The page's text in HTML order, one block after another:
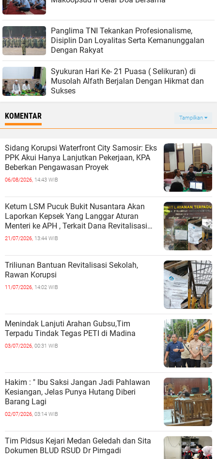
Panglima TNI Tekankan Profesionalisme,
Disiplin Dan Loyalitas Serta Kemanunggalan
Dengan Rakyat
Syukuran Hari Ke- 21 Puasa ( Selikuran) di
Musolah Alfath Berjalan Dengan Hikmat dan
Sukses
KOMENTAR Tampilkan
Sidang Korupsi Waterfront City Samosir: Eks
PPK Akui Hanya Lanjutkan Pekerjaan, KPA
Beberkan Pengawasan Proyek
06/08/2026, 14:43 WIB
Ketum LSM Pucuk Bukit Nusantara Akan
Laporkan Kepsek Yang Langgar Aturan
Menteri ke APH , Terkait Dana Revitalisasi
Sekolah
21/07/2026, 13:44 WIB
Triliunan Bantuan Revitalisasi Sekolah,
Rawan Korupsi
11/07/2026, 14:02 WIB
Menindak Lanjuti Arahan Gubsu,Tim
Terpadu Tindak Tegas PETI di Madina
03/07/2026, 00:31 WIB
Hakim : " Ibu Saksi Jangan Jadi Pahlawan
Kesiangan, Jelas Punya Hutang Diberi
Barang Lagi
02/07/2026, 03:14 WIB
Tim Pidsus Kejari Medan Geledah dan Sita
Dokumen BLUD RSUD Dr Pirngadi